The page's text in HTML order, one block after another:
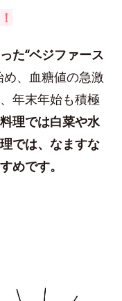
た“ベジファース
、血糖値の急激
年末年始も積極
理では白菜や水
では、なますな
めです。